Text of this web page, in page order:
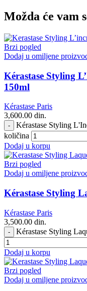
Možda će vam
Brzi pogled
Dodaj u omiljene
Kérastase Styling
150ml
Kérastase Paris
3,600.00 din.
Kérastase Styling
količina
Dodaj u korpu
Brzi pogled
Dodaj u omiljene
Kérastase Styling
Kérastase Paris
3,500.00 din.
Kérastase Styling
Dodaj u korpu
Brzi pogled
Dodaj u omiljene